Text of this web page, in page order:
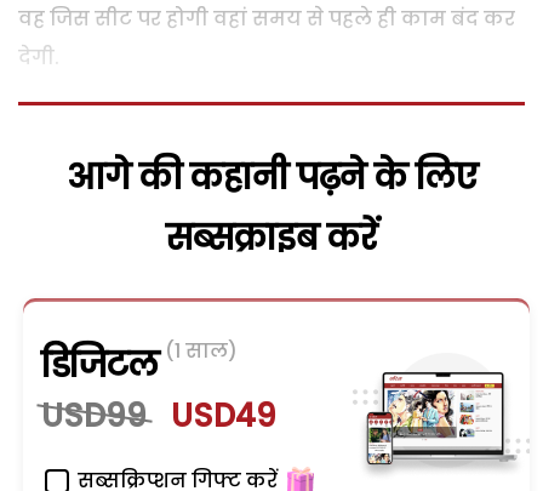
वह जिस सीट पर होगी वहां समय से पहले ही काम बंद कर
देगी.
आगे की कहानी पढ़ने के लिए
सब्सक्राइब करें
डिजिटल (1 साल)
USD99 USD49
सब्सक्रिप्शन गिफ्ट करें